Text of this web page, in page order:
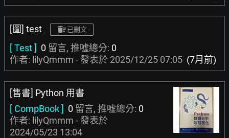
[圖] test 已刪文
[ Test ] 0 留言, 推噓總分: 0
作者: lilyQmmm - 發表於 2025/12/25 07:05 (7月前)
[售書] Python 用書
[ CompBook ] 0 留言, 推噓總分: 0
作者: lilyQmmm - 發表於
2024/05/23 13:04